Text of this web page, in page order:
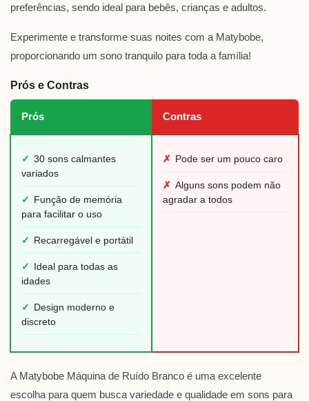
preferências, sendo ideal para bebês, crianças e adultos.
Experimente e transforme suas noites com a Matybobe,
proporcionando um sono tranquilo para toda a família!
Prós e Contras
Prós Contras
✓ 30 sons calmantes
variados
✓ Função de memória
para facilitar o uso
✓ Recarregável e portátil
✓ Ideal para todas as
idades
✓ Design moderno e
discreto
✗ Pode ser um pouco caro
✗ Alguns sons podem não
agradar a todos
A Matybobe Máquina de Ruído Branco é uma excelente
escolha para quem busca variedade e qualidade em sons para